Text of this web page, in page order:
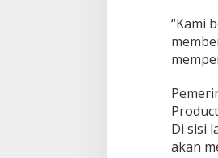
“Kami
Product
Di sisi
akan